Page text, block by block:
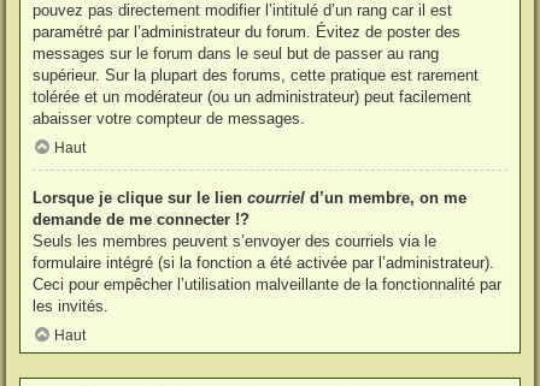
pouvez pas directement modifier l’intitulé d’un rang car il est
paramétré par l’administrateur du forum. Évitez de poster des
messages sur le forum dans le seul but de passer au rang
supérieur. Sur la plupart des forums, cette pratique est rarement
tolérée et un modérateur (ou un administrateur) peut facilement
abaisser votre compteur de messages.
Haut
Lorsque je clique sur le lien courriel d’un membre, on me
demande de me connecter !?
Seuls les membres peuvent s’envoyer des courriels via le
formulaire intégré (si la fonction a été activée par l’administrateur).
Ceci pour empêcher l’utilisation malveillante de la fonctionnalité par
les invités.
Haut